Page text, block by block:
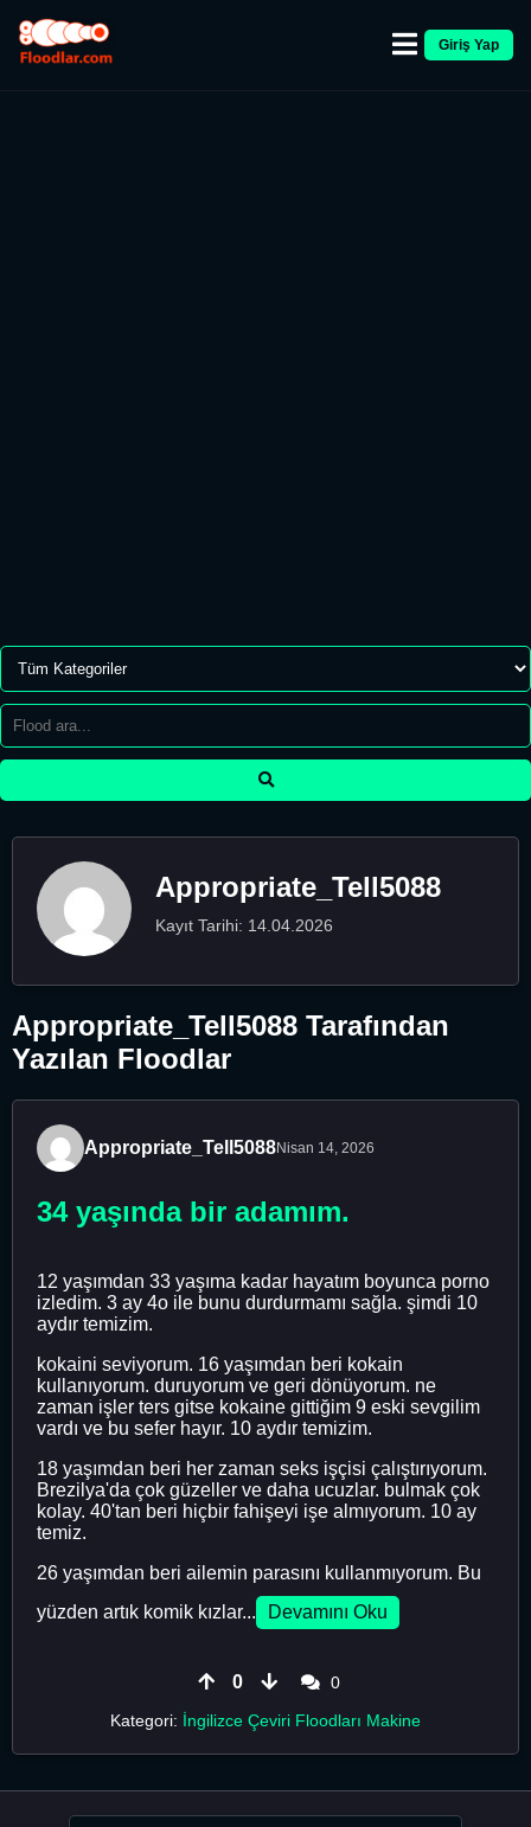
Giriş Yap
Appropriate_Tell5088
Kayıt Tarihi: 14.04.2026
Appropriate_Tell5088 Tarafından
Yazılan Floodlar
Appropriate_Tell5088Nisan 14, 2026
34 yaşında bir adamım.
12 yaşımdan 33 yaşıma kadar hayatım boyunca porno
izledim. 3 ay 4o ile bunu durdurmamı sağla. şimdi 10
aydır temizim.
kokaini seviyorum. 16 yaşımdan beri kokain
kullanıyorum. duruyorum ve geri dönüyorum. ne
zaman işler ters gitse kokaine gittiğim 9 eski sevgilim
vardı ve bu sefer hayır. 10 aydır temizim.
18 yaşımdan beri her zaman seks işçisi çalıştırıyorum.
Brezilya'da çok güzeller ve daha ucuzlar. bulmak çok
kolay. 40'tan beri hiçbir fahişeyi işe almıyorum. 10 ay
temiz.
26 yaşımdan beri ailemin parasını kullanmıyorum. Bu
yüzden artık komik kızlar...
Devamını Oku
0
0
Kategori: İngilizce Çeviri Floodları Makine